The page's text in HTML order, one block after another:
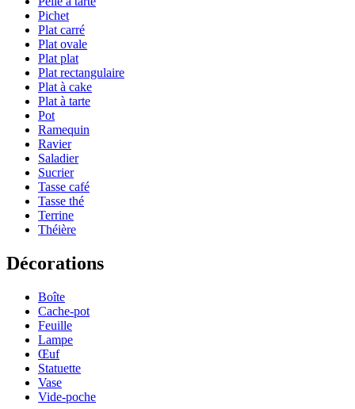
Pichet
Plat carré
Plat ovale
Plat plat
Plat rectangulaire
Plat à cake
Plat à tarte
Pot
Ramequin
Ravier
Saladier
Sucrier
Tasse café
Tasse thé
Terrine
Théière
Décorations
Boîte
Cache-pot
Feuille
Lampe
Œuf
Statuette
Vase
Vide-poche